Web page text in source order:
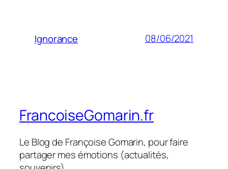
Ignorance 08/06/2021
FrancoiseGomarin.fr
Le Blog de Françoise Gomarin, pour faire
partager mes émotions (actualités,